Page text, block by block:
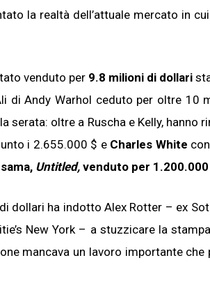
la realtà dell’attuale mercato in
venduto per 9.8 milioni di dollari
di Andy Warhol ceduto per oltre 10
serata: oltre a Ruscha e Kelly, hanno
i 2.655.000 $ e Charles White
Untitled, venduto per
dollari ha indotto Alex Rotter – ex
New York – a stuzzicare la
mancava un lavoro importante che